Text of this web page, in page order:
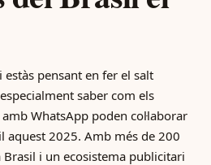
estàs pensant en fer el salt
saber com els
WhatsApp poden col·laborar
aquest 2025. Amb més de 200
Brasil i un ecosistema publicitari